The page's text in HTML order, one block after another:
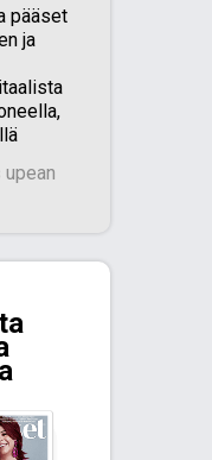
pääset
ja